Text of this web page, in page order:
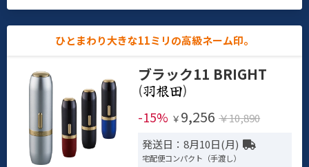
ひとまわり大きな11ミリの高級ネーム印。
ブラック11 BRIGHT
(
)
-15% ￥ 9,256 ￥10,890
発送日：8月10日(月)
宅配便コンパクト（手渡し）